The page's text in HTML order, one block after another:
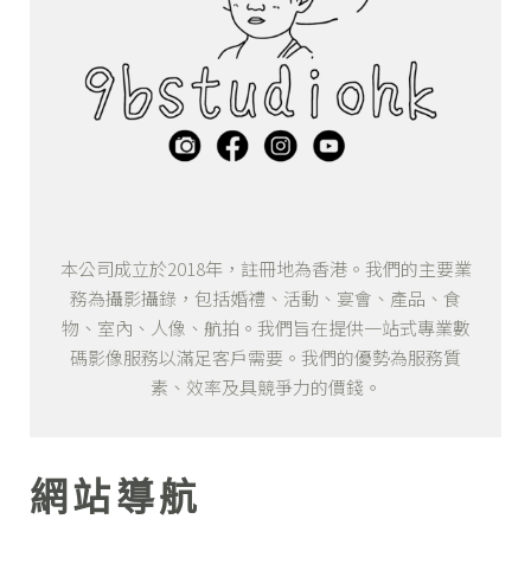
本公司成立於2018年，註冊地為香港。我們的主要業
務為攝影攝錄，包括婚禮、活動、宴會、產品、食
物、室內、人像、航拍。我們旨在提供一站式專業數
碼影像服務以滿足客戶需要。我們的優勢為服務質
素、效率及具競爭力的價錢。
網站導航